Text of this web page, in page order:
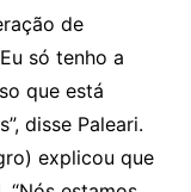
de
só tenho a
que está
disse Paleari.
explicou que